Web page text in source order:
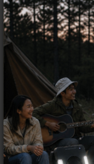
Cool White และ
• Warm White มีอุ
อุ่นออกเหลืองส้ม นิ
ต้องการความผ่อ
• Natural Whiteมีอุ
เป็นโทนแสงที่มีควา
กับแสงแดดมากที่สุด
• Cool Whiteมีอุณห